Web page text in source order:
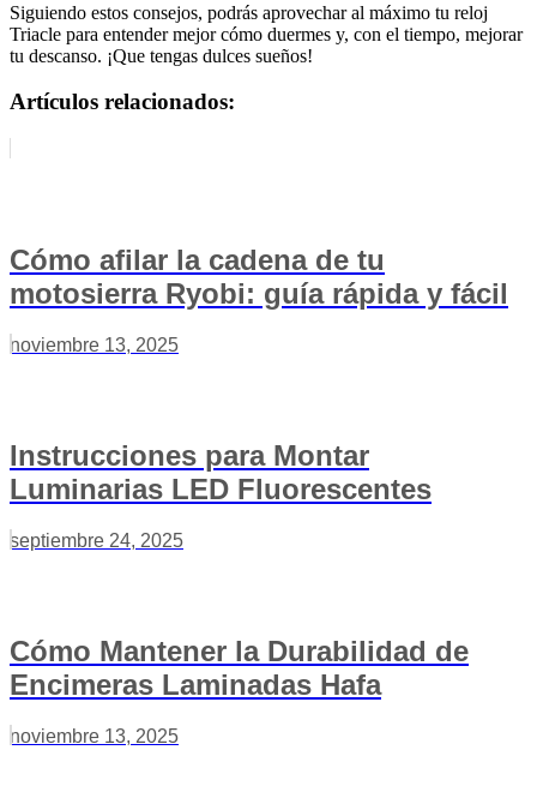
Siguiendo estos consejos, podrás aprovechar al máximo tu reloj
Triacle para entender mejor cómo duermes y, con el tiempo, mejorar
tu descanso. ¡Que tengas dulces sueños!
Artículos relacionados:
Cómo afilar la cadena de tu
motosierra Ryobi: guía rápida y fácil
noviembre 13, 2025
Instrucciones para Montar
Luminarias LED Fluorescentes
septiembre 24, 2025
Cómo Mantener la Durabilidad de
Encimeras Laminadas Hafa
noviembre 13, 2025